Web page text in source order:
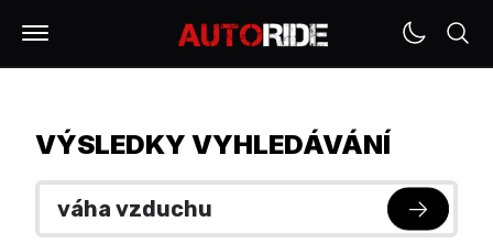
VÝSLEDKY VYHLEDÁVÁNÍ